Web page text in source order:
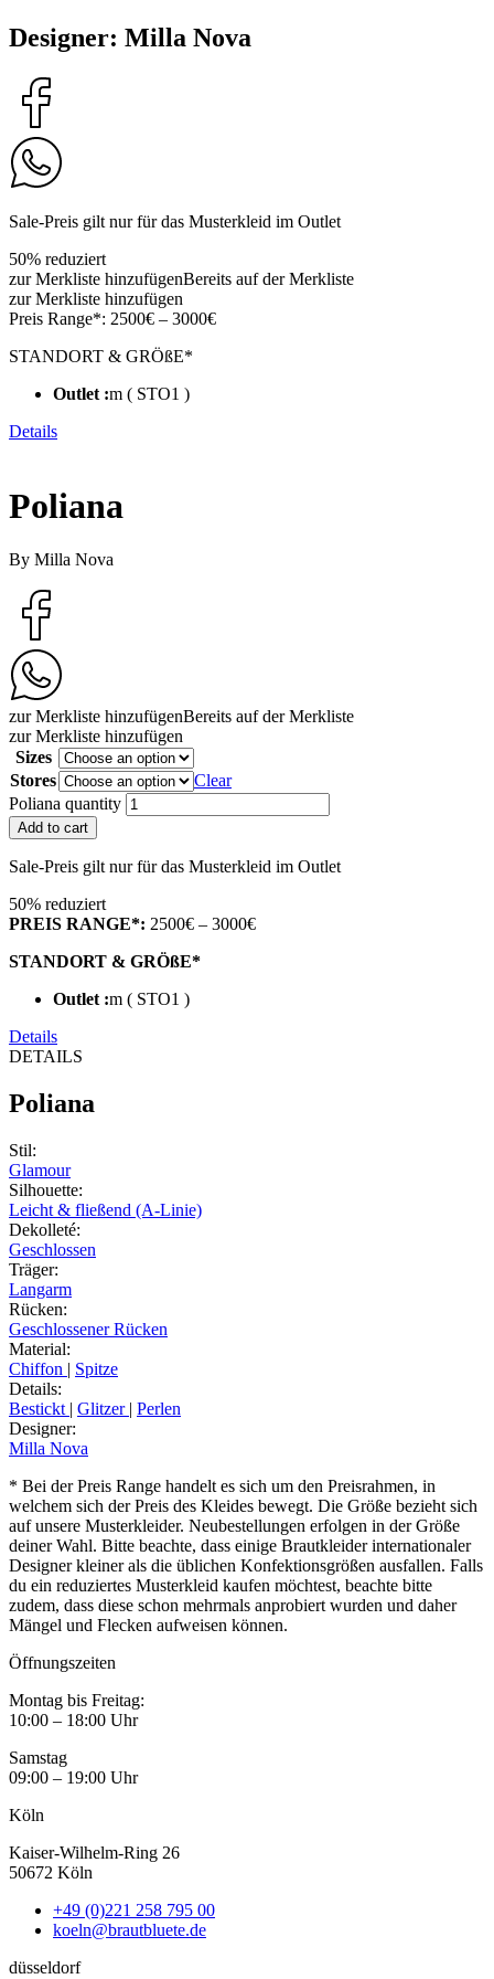
Designer: Milla Nova
Sale-Preis gilt nur für das Musterkleid im Outlet
50% reduziert
zur Merkliste hinzufügenBereits auf der Merkliste
zur Merkliste hinzufügen
Preis Range*: 2500€ – 3000€
STANDORT & GRÖßE*
Outlet :m ( STO1 )
Details
Poliana
By Milla Nova
zur Merkliste hinzufügenBereits auf der Merkliste
zur Merkliste hinzufügen
Sizes
Stores
Clear
Poliana quantity
Add to cart
Sale-Preis gilt nur für das Musterkleid im Outlet
50% reduziert
PREIS RANGE*: 2500€ – 3000€
STANDORT & GRÖßE*
Outlet :m ( STO1 )
Details
DETAILS
Poliana
Stil:
Glamour
Silhouette:
Leicht & fließend (A-Linie)
Dekolleté:
Geschlossen
Träger:
Langarm
Rücken:
Geschlossener Rücken
Material:
Chiffon | Spitze
Details:
Bestickt | Glitzer | Perlen
Designer:
Milla Nova
* Bei der Preis Range handelt es sich um den Preisrahmen, in
welchem sich der Preis des Kleides bewegt. Die Größe bezieht sich
auf unsere Musterkleider. Neubestellungen erfolgen in der Größe
deiner Wahl. Bitte beachte, dass einige Brautkleider internationaler
Designer kleiner als die üblichen Konfektionsgrößen ausfallen. Falls
du ein reduziertes Musterkleid kaufen möchtest, beachte bitte
zudem, dass diese schon mehrmals anprobiert wurden und daher
Mängel und Flecken aufweisen können.
Öffnungszeiten
Montag bis Freitag:
10:00 – 18:00 Uhr
Samstag
09:00 – 19:00 Uhr
Köln
Kaiser-Wilhelm-Ring 26
50672 Köln
+49 (0)221 258 795 00
koeln@brautbluete.de
düsseldorf